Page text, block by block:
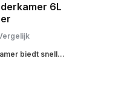
6L
biedt snell...